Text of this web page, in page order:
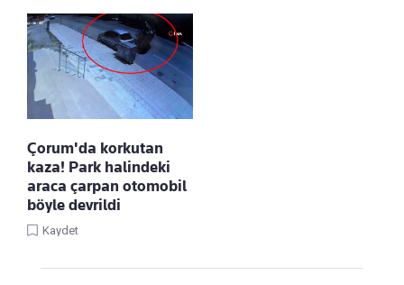
Çorum'da korkutan
kaza! Park halindeki
araca çarpan otomobil
böyle devrildi
Kaydet